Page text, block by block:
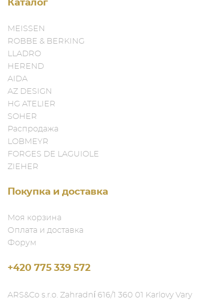
Каталог
MEISSEN
ROBBE & BERKING
LLADRO
HEREND
AIDA
AZ DESIGN
HG ATELIER
SOHER
Распродажа
LOBMEYR
FORGES DE LAGUIOLE
ZIEHER
Покупка и доставка
Моя корзина
Оплата и доставка
Форум
+420 775 339 572
ARS&Co s.r.o. Zahradní 616/1 360 01 Karlovy Vary